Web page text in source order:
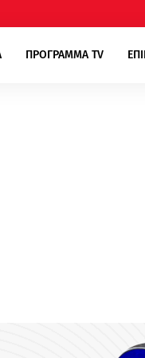
ΠΡΟΓΡΑΜΜΑ TV